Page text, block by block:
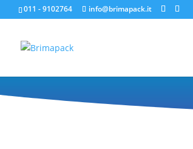
011 - 9102764 info@brimapack.it